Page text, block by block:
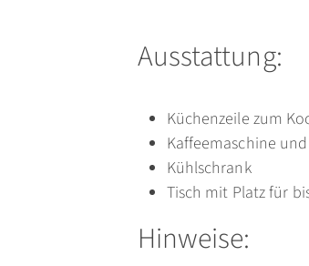
Ausstattung:
Küchenzeile zum
Kaffeemaschine
Kühlschrank
Tisch mit Platz für
Hinweise: